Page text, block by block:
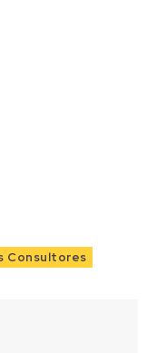
Consultores